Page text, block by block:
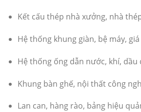
Kết cấu thép nhà xưởng, nhà
Hệ thống khung giàn, bệ máy,
Hệ thống ống dẫn nước, khí, dầu
Khung bàn ghế, nội thất công
Lan can, hàng rào, bảng hiệu